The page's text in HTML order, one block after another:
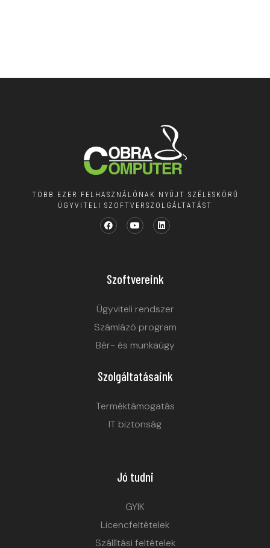
TÖBB EZER FELHASZNÁLÓNAK NYÚJT SZÉLESKÖRŰ
ÜGYVITELI SZOFTVERSZOLGÁLTATÁST
Szoftvereink
Ügyviteli rendszer
Számlázó program
Bér- és munkaügy
Szolgáltatásaink
Terméktámogatás
IT biztonság
Jó tudni
GYIK
Licencfeltételek
Szállítási feltételek